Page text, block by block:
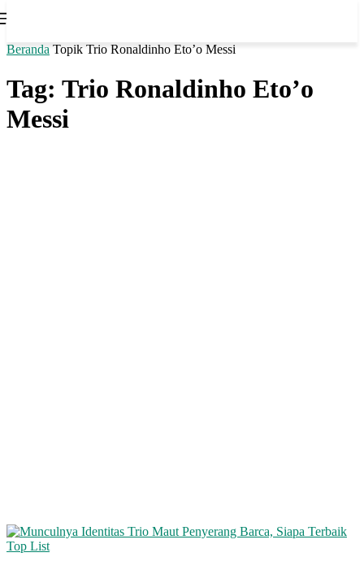
Beranda Topik Trio Ronaldinho Eto’o Messi
Tag: Trio Ronaldinho Eto’o
Messi
Top List